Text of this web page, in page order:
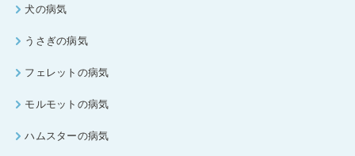
犬の病気
うさぎの病気
フェレットの病気
モルモットの病気
ハムスターの病気